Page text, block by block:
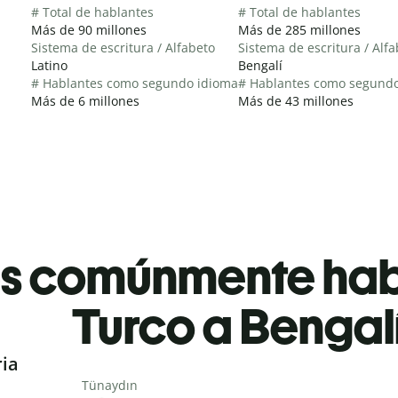
# Total de hablantes
Más de 90 millones
Sistema de escritura / Alfabeto
Latino
# Hablantes como segundo idioma
Más de 6 millones
# Total de hablantes
Más de 285 millones
Sistema de escritura /
Bengalí
# Hablantes como
Más de 43 millones
comúnmente
Turco a
Tünaydın